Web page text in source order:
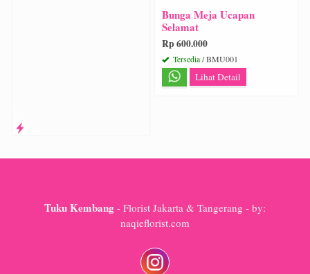
Bunga Meja Ucapan
Selamat
Rp 600.000
Tersedia/ BMU001
Lihat Detail
Tuku Kembang - Florist Jakarta & Tangerang - by:
naqieflorist.com